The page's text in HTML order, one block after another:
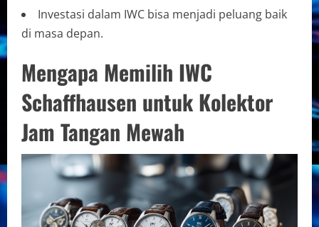
Investasi dalam IWC bisa menjadi peluang baik
di masa depan.
Mengapa Memilih IWC
Schaffhausen untuk Kolektor
Jam Tangan Mewah